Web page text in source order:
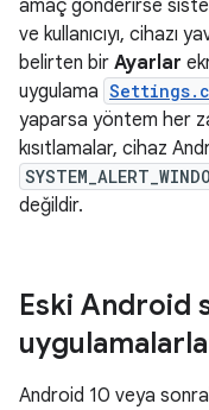
amaç gönderirse
ve kullanıcıyı, cihazı
belirten bir Ayarlar
uygulama
yaparsa yöntem her
kısıtlamalar, cihaz
değildir.
Eski Android
Android 10 veya